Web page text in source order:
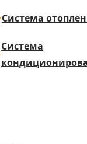
Система
Система